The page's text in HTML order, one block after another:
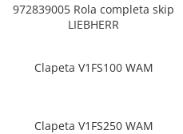
972839005 Rola completa skip
LIEBHERR
Clapeta V1FS100 WAM
Clapeta V1FS250 WAM